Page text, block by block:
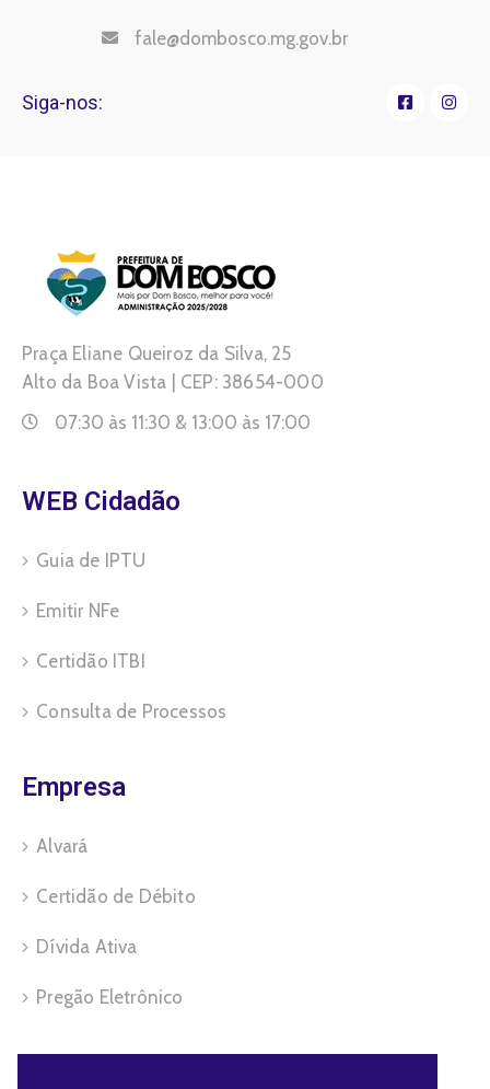
fale@dombosco.mg.gov.br
Siga-nos:
Praça Eliane Queiroz da Silva, 25
Alto da Boa Vista | CEP: 38654-000
07:30 às 11:30 & 13:00 às 17:00
WEB Cidadão
Guia de IPTU
Emitir NFe
Certidão ITBI
Consulta de Processos
Empresa
Alvará
Certidão de Débito
Dívida Ativa
Pregão Eletrônico